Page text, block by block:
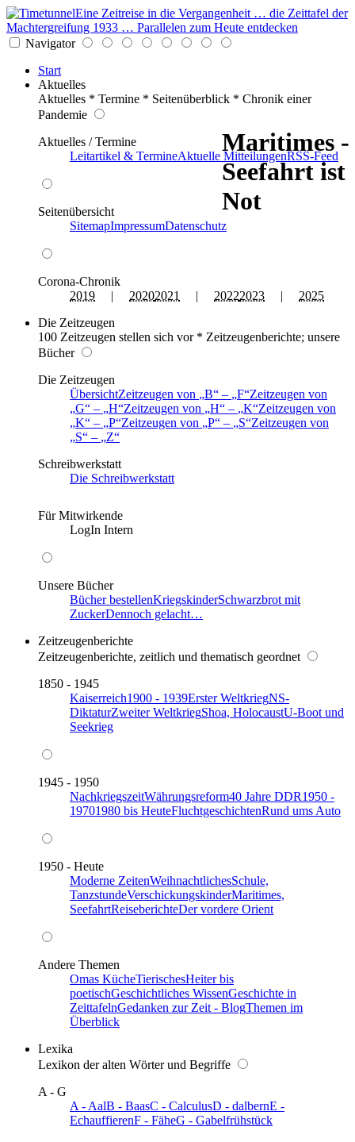
Eine Zeitreise in die Vergangenheit … die Zeittafel der
Machtergreifung 1933 … Parallelen zum Heute entdecken
Navigator
Start
Aktuelles
Aktuelles * Termine * Seitenüberblick * Chronik einer
Pandemie
Aktuelles / Termine
Leitartikel & TermineAktuelle MitteilungenRSS-Feed
Seitenübersicht
SitemapImpressumDatenschutz
Corona-Chronik
2019 | 20202021 | 20222023 | 2025
Die Zeitzeugen
100 Zeitzeugen stellen sich vor * Zeitzeugenberichte; unsere
Bücher
Die Zeitzeugen
ÜbersichtZeitzeugen von B – F Zeitzeugen von
G
– H Zeitzeugen von H – K Zeitzeugen von
K
– P Zeitzeugen von P – S Zeitzeugen von
S
–
Z
Schreibwerkstatt
Die Schreibwerkstatt
Für Mitwirkende
LogIn Intern
Unsere Bücher
Bücher bestellenKriegskinderSchwarzbrot mit
ZuckerDennoch gelacht…
Zeitzeugenberichte
Zeitzeugenberichte, zeitlich und thematisch geordnet
1850 - 1945
Kaiserreich1900 - 1939Erster WeltkriegNS-
DiktaturZweiter WeltkriegShoa, HolocaustU-Boot und
Seekrieg
1945 - 1950
NachkriegszeitWährungsreform40 Jahre DDR1950 -
19701980 bis HeuteFluchtgeschichtenRund ums Auto
1950 - Heute
Moderne ZeitenWeihnachtlichesSchule,
TanzstundeVerschickungskinderMaritimes,
SeefahrtReiseberichteDer vordere Orient
Andere Themen
Omas KücheTierischesHeiter bis
poetischGeschichtliches WissenGeschichte in
ZeittafelnGedanken zur Zeit - BlogThemen im
Überblick
Lexika
Lexikon der alten Wörter und Begriffe
A - G
A - AalB - BaasC - CalculusD - dalbernE -
EchauffierenF - FäheG - Gabelfrühstück
Maritimes -
Seefahrt ist
Not